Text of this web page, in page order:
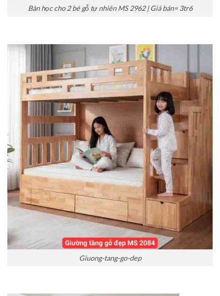
Bàn học cho 2 bé gỗ tự nhiên MS 2962 | Giá bán= 3tr6
Giuong-tang-go-dep